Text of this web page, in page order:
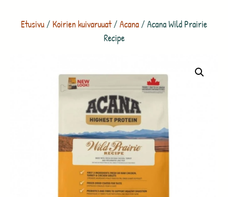
Etusivu /Koirien kuivaruuat/Acana / Acana Wild Prairie
Recipe